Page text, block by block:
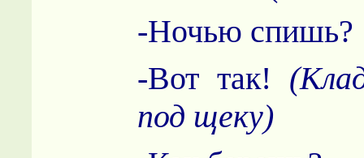
-Ночью спишь?
-Вот так!
под щеку)